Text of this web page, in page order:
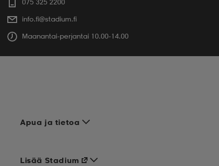
info.fi@stadium.fi
Maanantai-perjantai 10.00-14.00
Apua ja tietoa
Lisää Stadium